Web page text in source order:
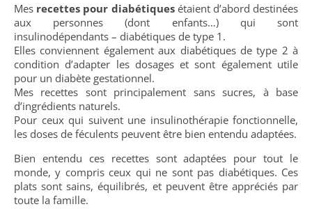
Mes recettes pour diabétiquesétaient d’abord destinées
aux personnes (dont enfants…) qui sont
insulinodépendants – diabétiques de type 1.
Elles conviennent également aux diabétiques de type 2 à
condition d’adapter les dosages et sont également utile
pour un diabète gestationnel.
Mes recettes sont principalement sans sucres, à base
d’ingrédients naturels.
Pour ceux qui suivent une insulinothérapie fonctionnelle,
les doses de féculents peuvent être bien entendu adaptées.
Bien entendu ces recettes sont adaptées pour tout le
monde, y compris ceux qui ne sont pas diabétiques. Ces
plats sont sains, équilibrés, et peuvent être appréciés par
toute la famille.